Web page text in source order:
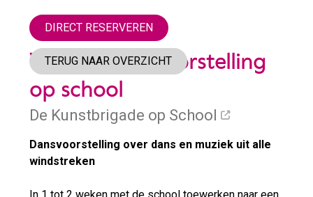
DIRECT RESERVEREN
TERUG NAAR OVERZICHT
Werelddans, voorstelling
op school
De Kunstbrigade op School
Dansvoorstelling over dans en muziek uit alle
windstreken